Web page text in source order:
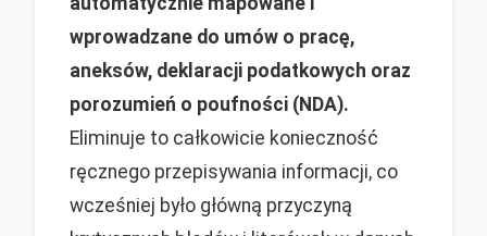
wprowadzane do umów o pracę,
aneksów, deklaracji podatkowych oraz
porozumień o poufności (NDA).
Eliminuje to całkowicie konieczność
ręcznego przepisywania informacji, co
wcześniej było główną przyczyną